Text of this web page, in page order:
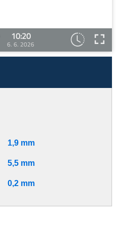
10:20
6. 6. 2026
1,9 mm
5,5 mm
0,2 mm